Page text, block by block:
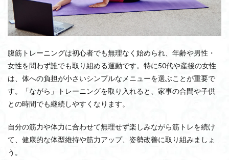
腹筋トレーニングは初心者でも無理なく始められ、年齢や男性・
女性を問わず誰でも取り組める運動です。特に50代や産後の女性
は、体への負担が小さいシンプルなメニューを選ぶことが重要で
す。「ながら」トレーニングを取り入れると、家事の合間や子供
との時間でも継続しやすくなります。
自分の筋力や体力に合わせて無理せず楽しみながら筋トレを続け
て、健康的な体型維持や筋力アップ、姿勢改善に取り組みましょ
う。